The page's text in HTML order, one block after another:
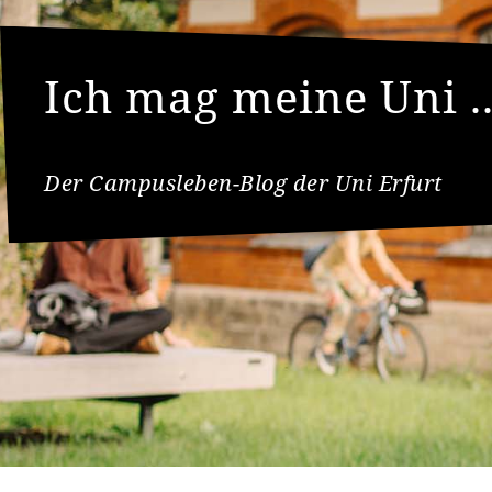
Ich mag meine Uni
Der Campusleben-Blog der Uni Erfurt